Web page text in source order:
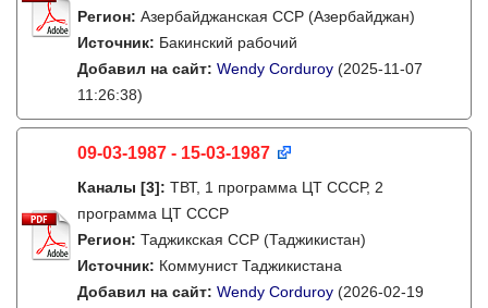
Регион: Азербайджанская ССР (Азербайджан)
Источник: Бакинский рабочий
Добавил на сайт: Wendy Corduroy (2025-11-07
11:26:38)
09-03-1987 - 15-03-1987
Каналы [3]: ТВТ, 1 программа ЦТ СССР, 2
программа ЦТ СССР
Регион: Таджикская ССР (Таджикистан)
Источник: Коммунист Таджикистана
Добавил на сайт: Wendy Corduroy (2026-02-19